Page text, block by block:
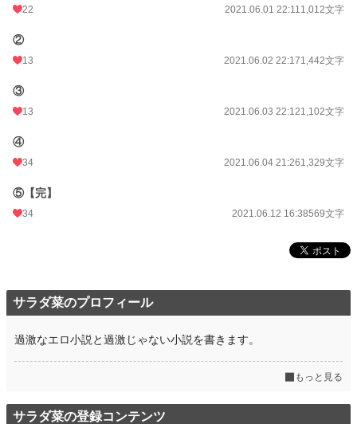
22 2021.06.01 22:111,012文字
②
13 2021.06.02 22:171,442文字
③
13 2021.06.03 22:121,102文字
④
34 2021.06.04 21:261,329文字
⑤【完】
34 2021.06.12 16:38569文字
サラダ菜のプロフィール
過激なエロ小説と過激じゃない小説を書きます。
もっと見る
サラダ菜の登録コンテンツ